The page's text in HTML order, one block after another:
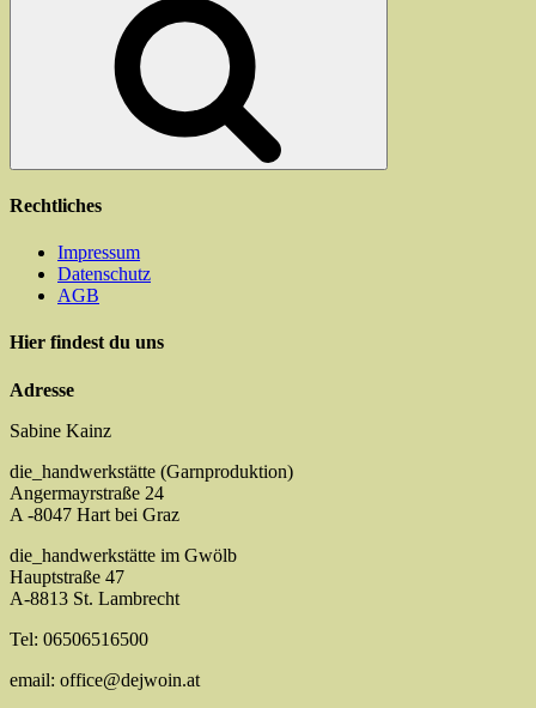
Rechtliches
Impressum
Datenschutz
AGB
Hier findest du uns
Adresse
Sabine Kainz
die_handwerkstätte (Garnproduktion)
Angermayrstraße 24
A -8047 Hart bei Graz
die_handwerkstätte im Gwölb
Hauptstraße 47
A-8813 St. Lambrecht
Tel: 06506516500
email: office@dejwoin.at